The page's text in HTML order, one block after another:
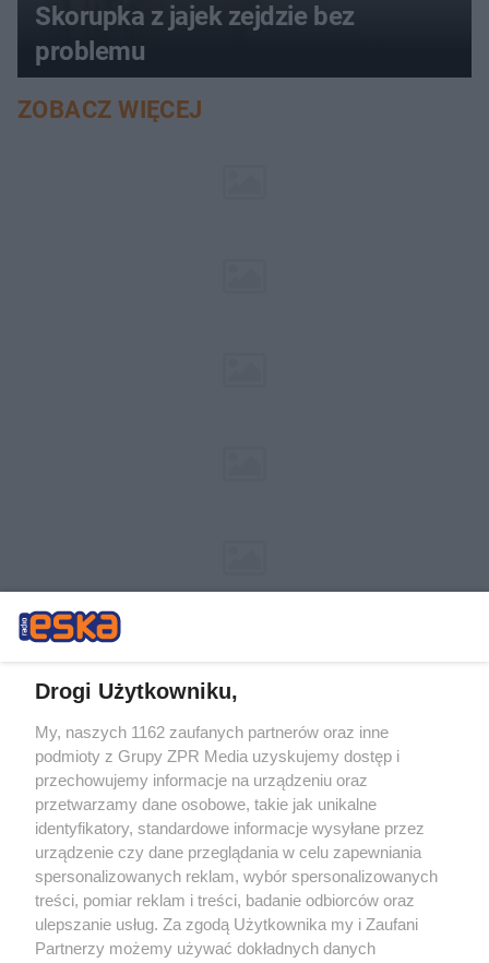
Skorupka z jajek zejdzie bez
problemu
ZOBACZ WIĘCEJ
Żaden utwór zamieszczony w serwisie nie może być powielany i
rozpowszechniany lub dalej rozpowszechniany w jakikolwiek sposób (w
tym także elektroniczny lub mechaniczny) na jakimkolwiek polu
eksploatacji w jakiejkolwiek formie, włącznie z umieszczaniem w
Internecie bez pisemnej zgody właściciela praw. Jakiekolwiek użycie lub
wykorzystanie utworów w całości lub w części z naruszeniem prawa,
tzn. bez właściwej zgody, jest zabronione pod groźbą kary i może być
ścigane prawnie.
Drogi Użytkowniku,
My, naszych 1162 zaufanych partnerów oraz inne
podmioty z Grupy ZPR Media uzyskujemy dostęp i
przechowujemy informacje na urządzeniu oraz
przetwarzamy dane osobowe, takie jak unikalne
identyfikatory, standardowe informacje wysyłane przez
urządzenie czy dane przeglądania w celu zapewniania
spersonalizowanych reklam, wybór spersonalizowanych
treści, pomiar reklam i treści, badanie odbiorców oraz
ulepszanie usług. Za zgodą Użytkownika my i Zaufani
Partnerzy możemy używać dokładnych danych